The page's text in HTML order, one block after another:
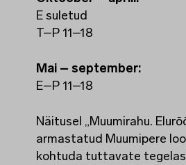
E suletud
T–P 11–18
Mai – september:
E–P 11–18
Näitusel „Muumirahu.
armastatud Muumipere
kohtuda tuttavate